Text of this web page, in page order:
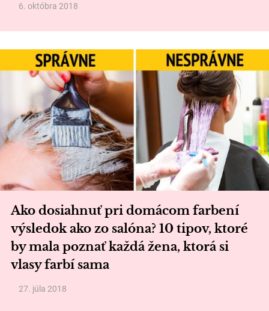
6. októbra 2018
Ako dosiahnuť pri domácom farbení
výsledok ako zo salóna? 10 tipov, ktoré
by mala poznať každá žena, ktorá si
vlasy farbí sama
27. júla 2018